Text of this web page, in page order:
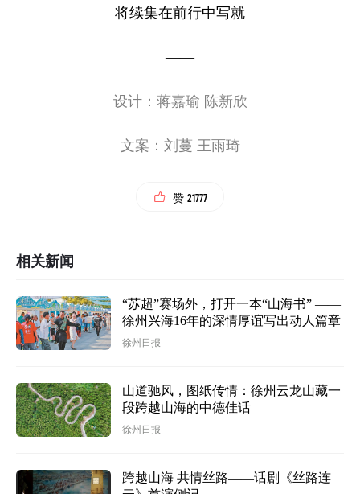
将续集在前行中写就
——
设计：蒋嘉瑜 陈新欣
文案：刘蔓 王雨琦
赞 21777
相关新闻
“苏超”赛场外，打开一本“山海书” ——
徐州兴海16年的深情厚谊写出动人篇章
徐州日报
山道驰风，图纸传情：徐州云龙山藏一
段跨越山海的中德佳话
徐州日报
跨越山海 共情丝路——话剧《丝路连